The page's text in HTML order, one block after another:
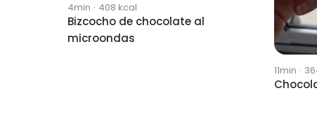
4min · 408 kcal
Bizcocho de chocolate al
microondas
11min ·